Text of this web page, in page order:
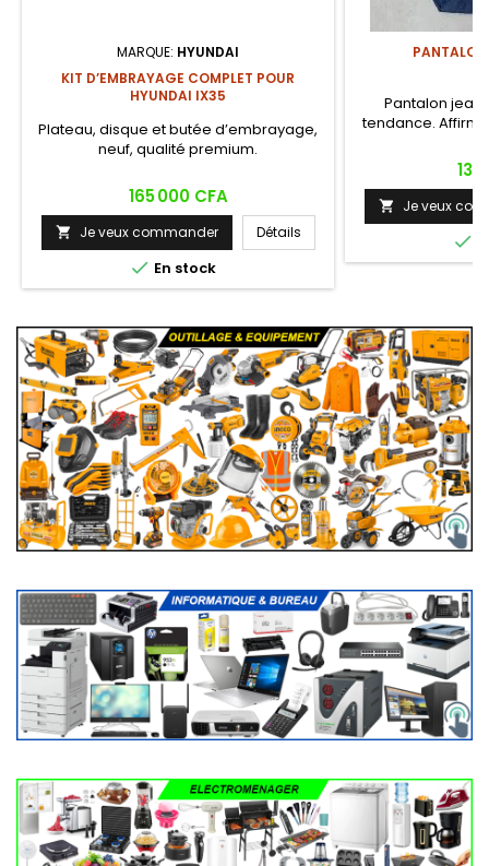
MARQUE: HYUNDAI
KIT D’EMBRAYAGE COMPLET POUR
HYUNDAI IX35
Plateau, disque et butée d’embrayage,
neuf, qualité premium.
Prix
165 000 CFA
 Je veux commander Détails
 En stock
Pantalon
tendance.
Prix
13
 Je veux
